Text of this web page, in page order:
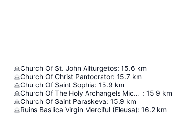
Church Of St. John Aliturgetos: 15.6 km
Church Of Christ Pantocrator: 15.7 km
Church Of Saint Sophia: 15.9 km
Church Of The Holy Archangels Michael And Gabriel : 15.9 km
Church Of Saint Paraskeva: 15.9 km
Ruins Basilica Virgin Merciful (Eleusa): 16.2 km